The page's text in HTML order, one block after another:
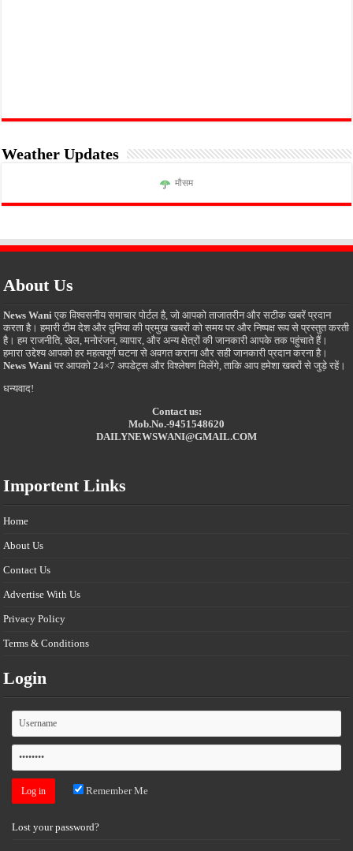
Weather Updates
मौसम
About Us
News Wani एक विश्वसनीय समाचार पोर्टल है, जो आपको ताजातरीन और सटीक खबरें प्रदान
करता है। हमारी टीम देश और दुनिया की प्रमुख खबरों को समय पर और निष्पक्ष रूप से प्रस्तुत करती
है। हम राजनीति, खेल, मनोरंजन, व्यापार, और अन्य क्षेत्रों की जानकारी आपके तक पहुंचाते हैं।
हमारा उद्देश्य आपको हर महत्वपूर्ण घटना से अवगत कराना और सही जानकारी प्रदान करना है।
News Wani पर आपको 24×7 अपडेट्स और विश्लेषण मिलेंगे, ताकि आप हमेशा खबरों से जुड़े रहें।
धन्यवाद!
Contact us:
Mob.No.-9451548620
DAILYNEWSWANI@GMAIL.COM
Importent Links
Home
About Us
Contact Us
Advertise With Us
Privacy Policy
Terms & Conditions
Login
Remember Me
Lost your password?